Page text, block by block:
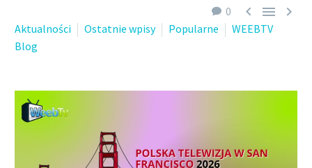
0   
Aktualności Ostatnie wpisy Popularne
WEEBTV
Blog